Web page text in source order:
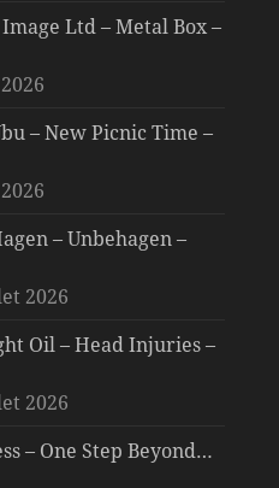
Ltd – Metal Box –
– New Picnic Time –
– Unbehagen –
2026
Oil – Head Injuries –
2026
– One Step Beyond…